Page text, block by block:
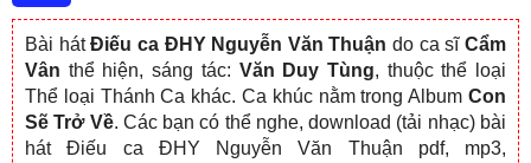
Bài hátĐiếu ca ĐHY Nguyễn Văn Thuận do ca sĩCẩm
Vân thể hiện, sáng tác: Văn Duy Tùng, thuộc thể loại
Thể loại Thánh Ca khác. Ca khúc nằm trong Album Con
Sẽ Trở Về. Các bạn có thể nghe, download (tải nhạc) bài
hát Điếu ca ĐHY Nguyễn Văn Thuận pdf, mp3,